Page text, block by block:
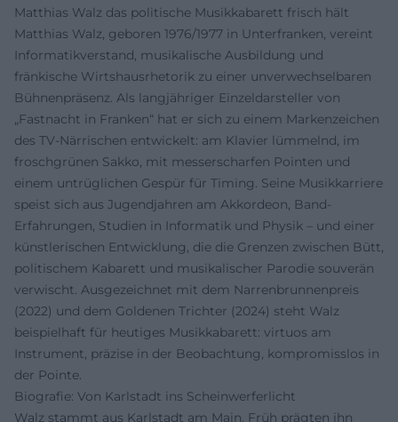
Matthias Walz das politische Musikkabarett frisch hält
Matthias Walz, geboren 1976/1977 in Unterfranken, vereint
Informatikverstand, musikalische Ausbildung und
fränkische Wirtshausrhetorik zu einer unverwechselbaren
Bühnenpräsenz. Als langjähriger Einzeldarsteller von
„Fastnacht in Franken“ hat er sich zu einem Markenzeichen
des TV-Närrischen entwickelt: am Klavier lümmelnd, im
froschgrünen Sakko, mit messerscharfen Pointen und
einem untrüglichen Gespür für Timing. Seine Musikkarriere
speist sich aus Jugendjahren am Akkordeon, Band-
Erfahrungen, Studien in Informatik und Physik – und einer
künstlerischen Entwicklung, die die Grenzen zwischen Bütt,
politischem Kabarett und musikalischer Parodie souverän
verwischt. Ausgezeichnet mit dem Narrenbrunnenpreis
(2022) und dem Goldenen Trichter (2024) steht Walz
beispielhaft für heutiges Musikkabarett: virtuos am
Instrument, präzise in der Beobachtung, kompromisslos in
der Pointe.
Biografie: Von Karlstadt ins Scheinwerferlicht
Walz stammt aus Karlstadt am Main. Früh prägten ihn